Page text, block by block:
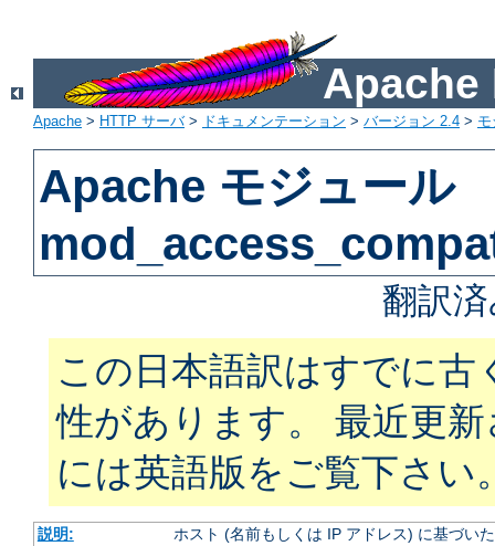
Apache
Apache > HTTP サーバ> ドキュメンテーション > バージョン 2.4 >
Apache モジュール
翻訳
この日本語訳はすでに古
性があります。 最近更
には英語版をご覧下さい
説明:
ホスト (名前もしくは IP アドレス) に基づい